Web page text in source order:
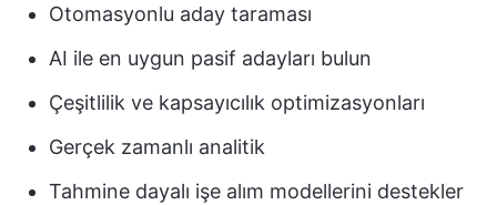
Otomasyonlu aday taraması
AI ile en uygun pasif adayları bulun
Çeşitlilik ve kapsayıcılık optimizasyonları
Gerçek zamanlı analitik
Tahmine dayalı işe alım modellerini destekler